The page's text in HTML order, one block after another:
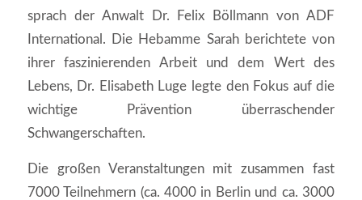
sprach der Anwalt Dr. Felix Böllmann von ADF
International. Die Hebamme Sarah berichtete von
ihrer faszinierenden Arbeit und dem Wert des
Lebens, Dr. Elisabeth Luge legte den Fokus auf die
wichtige Prävention überraschender
Schwangerschaften.
Die großen Veranstaltungen mit zusammen fast
7000 Teilnehmern (ca. 4000 in Berlin und ca. 3000